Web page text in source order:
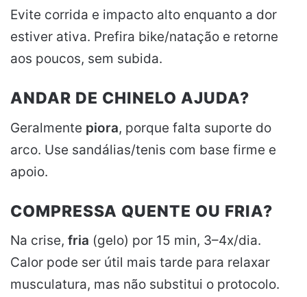
Evite corrida e impacto alto enquanto a dor
estiver ativa. Prefira bike/natação e retorne
aos poucos, sem subida.
ANDAR DE CHINELO AJUDA?
Geralmente piora, porque falta suporte do
arco. Use sandálias/tenis com base firme e
apoio.
COMPRESSA QUENTE OU FRIA?
Na crise, fria (gelo) por 15 min, 3–4x/dia.
Calor pode ser útil mais tarde para relaxar
musculatura, mas não substitui o protocolo.